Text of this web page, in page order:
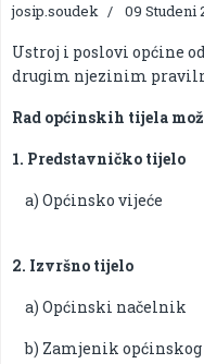
josip.soudek 09 Studeni
Ustroj i poslovi općine
drugim njezinim
Rad općinskih tijela
1. Predstavničko tijelo
a) Općinsko vijeće
2. Izvršno tijelo
a) Općinski načelnik
b) Zamjenik